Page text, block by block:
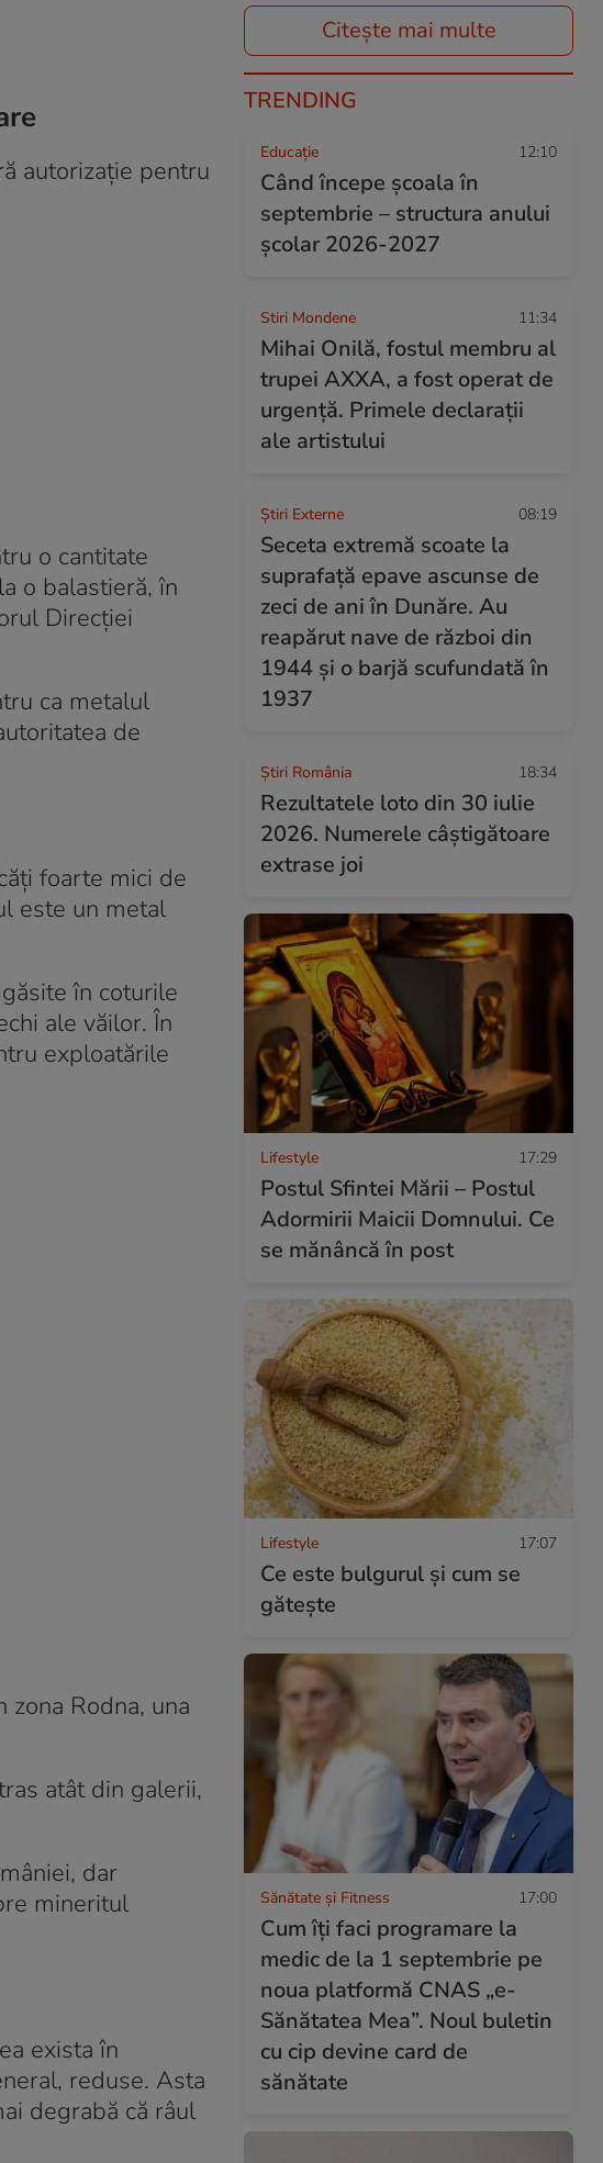
autorizație pentru
o cantitate
o balastieră, în
Direcției
ca metalul
de
foarte mici de
este un metal
în coturile
ale văilor. În
exploatările
Rodna, una
atât din galerii,
dar
mineritul
exista în
reduse. Asta
degrabă că râul
Citește mai multe
TRENDING
Educație 12:10
Când începe şcoala în
septembrie – structura anului
şcolar 2026-2027
Stiri Mondene 11:34
Mihai Onilă, fostul membru al
trupei AXXA, a fost operat de
urgență. Primele declarații
ale artistului
Știri Externe 08:19
Seceta extremă scoate la
suprafață epave ascunse de
zeci de ani în Dunăre. Au
reapărut nave de război din
1944 și o barjă scufundată în
1937
Știri România 18:34
Rezultatele loto din 30 iulie
2026. Numerele câștigătoare
extrase joi
Lifestyle 17:29
Postul Sfintei Mării – Postul
Adormirii Maicii Domnului. Ce
se mănâncă în post
Lifestyle 17:07
Ce este bulgurul și cum se
gătește
Sănătate și Fitness 17:00
Cum îți faci programare la
medic de la 1 septembrie pe
noua platformă CNAS „e-
Sănătatea Mea”. Noul buletin
cu cip devine card de
sănătate